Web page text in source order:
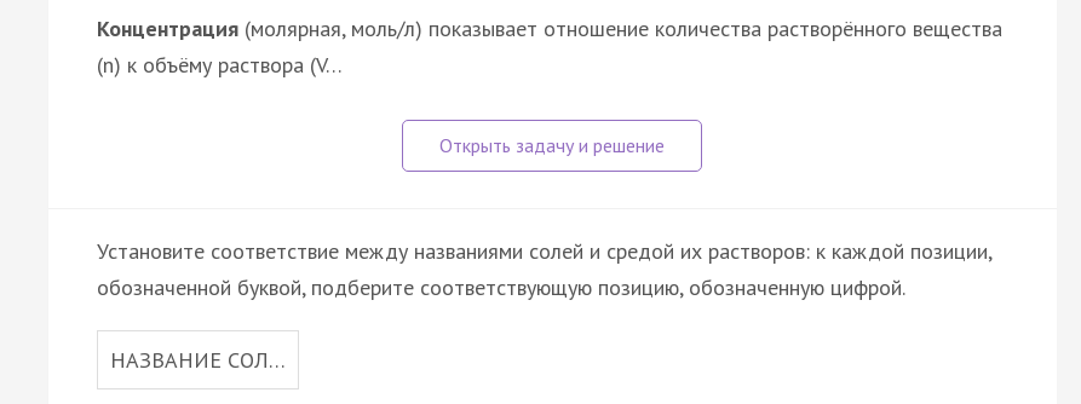
Концентрация (молярная, моль/л) показывает отношение количества растворённого вещества
(n) к объёму раствора (V…
Установите соответствие между названиями солей и средой их растворов: к каждой позиции,
обозначенной буквой, подберите соответствующую позицию, обозначенную цифрой.
НАЗВАНИЕ СОЛ…